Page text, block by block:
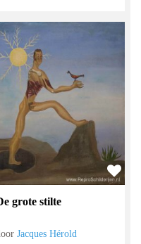
grote stilte
Jacques Hérold